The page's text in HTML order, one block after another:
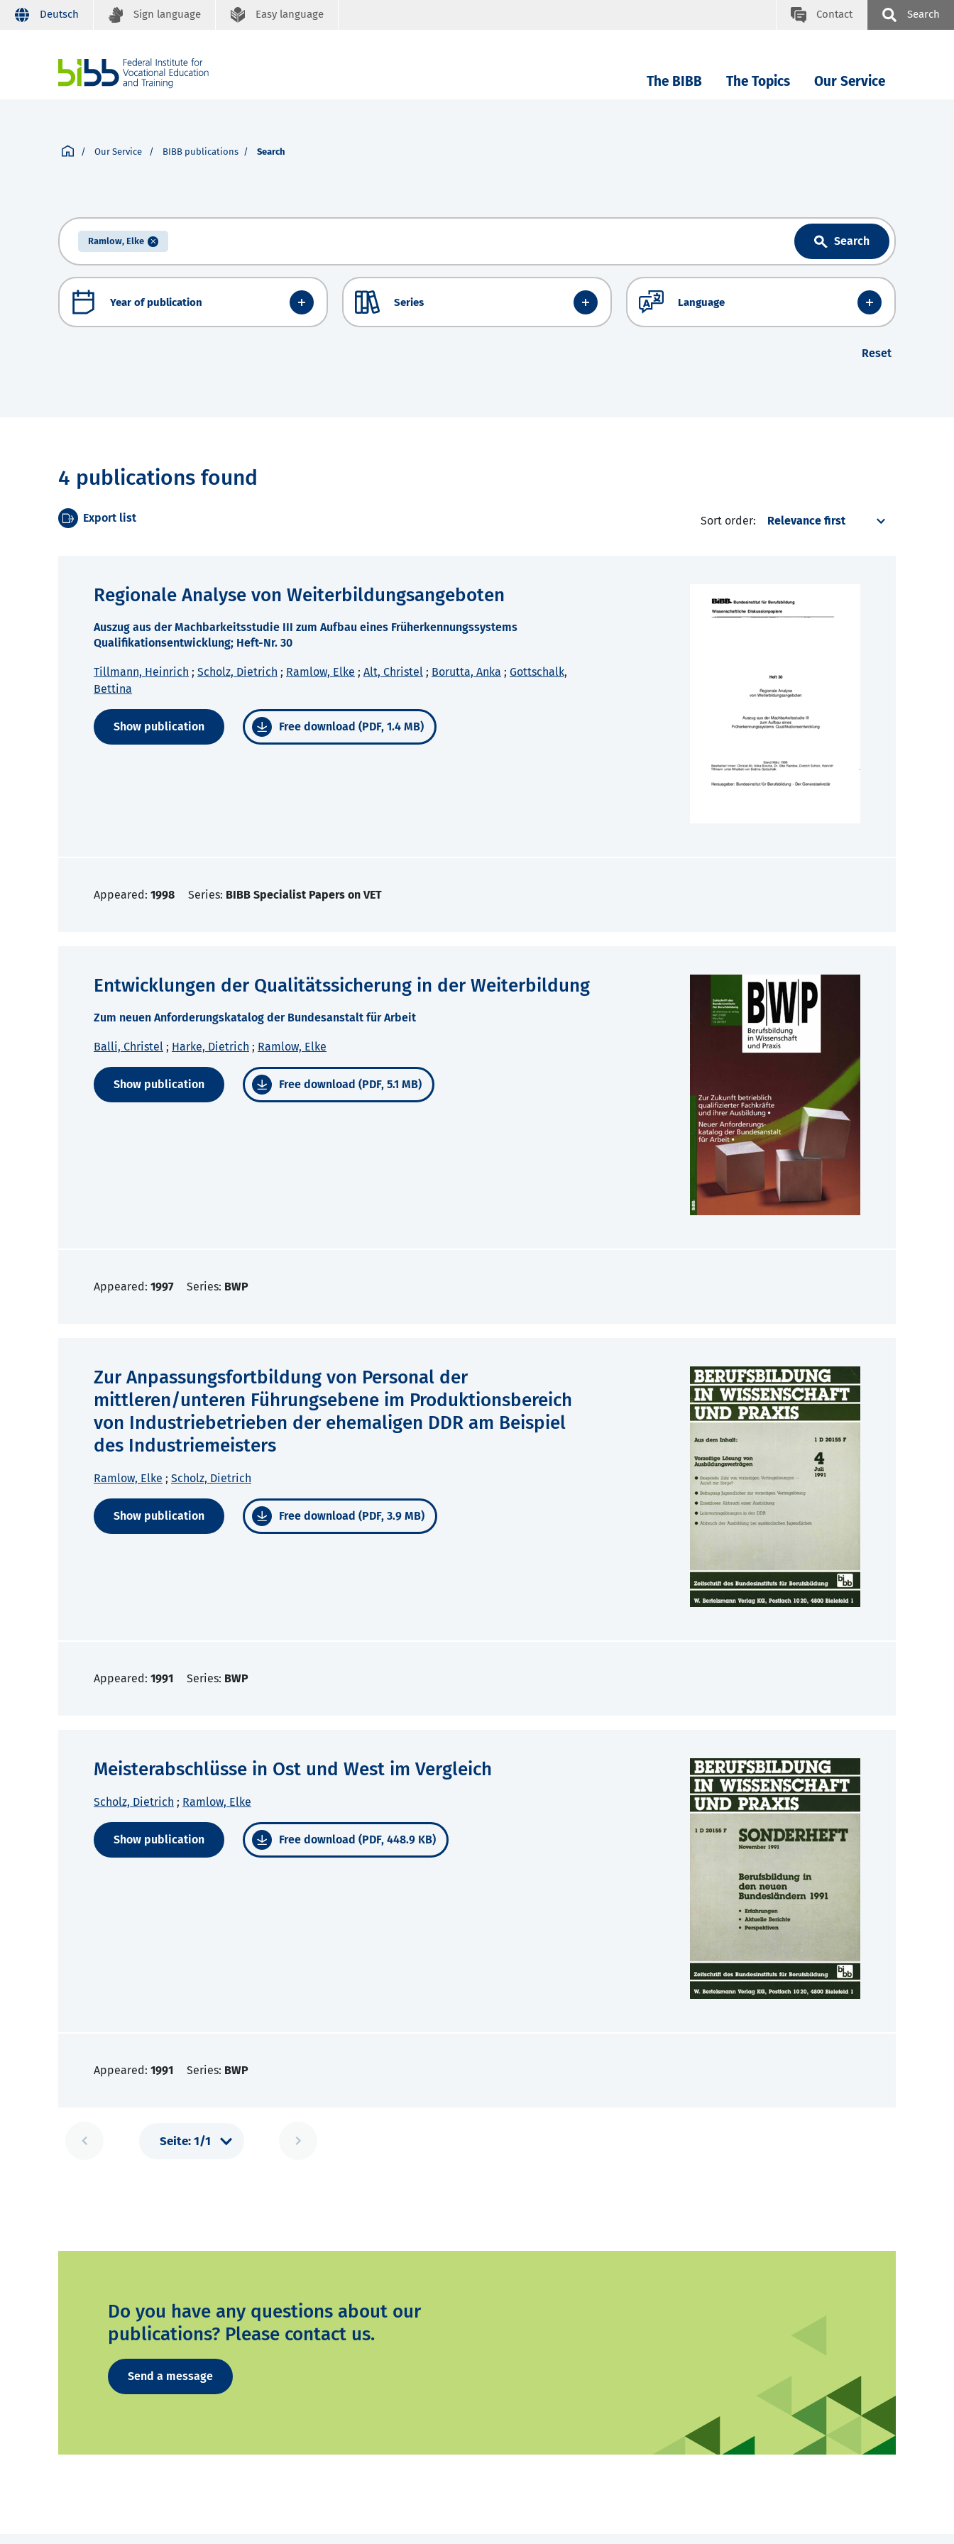
Deutsch Sign language Easy language Contact Search
The BIBB The Topics Our Service
Our Service BIBB publications Search
Ramlow, Elke Search
Year of publication Series Language
Reset
4 publications found
Export list Sort order:
Regionale Analyse von Weiterbildungsangeboten
Auszug aus der Machbarkeitsstudie III zum Aufbau eines Früherkennungssystems
Qualifikationsentwicklung; Heft-Nr. 30
Tillmann, Heinrich ; Scholz, Dietrich ; Ramlow, Elke ; Alt, Christel ; Borutta, Anka ; Gottschalk,
Bettina
Show publication Free download (PDF, 1.4 MB)
Appeared: 1998 Series: BIBB Specialist Papers on VET
Entwicklungen der Qualitätssicherung in der Weiterbildung
Zum neuen Anforderungskatalog der Bundesanstalt für Arbeit
Balli, Christel ; Harke, Dietrich ; Ramlow, Elke
Show publication Free download (PDF, 5.1 MB)
Appeared: 1997 Series: BWP
Zur Anpassungsfortbildung von Personal der
mittleren/unteren Führungsebene im Produktionsbereich
von Industriebetrieben der ehemaligen DDR am Beispiel
des Industriemeisters
Ramlow, Elke ; Scholz, Dietrich
Show publication Free download (PDF, 3.9 MB)
Appeared: 1991 Series: BWP
Meisterabschlüsse in Ost und West im Vergleich
Scholz, Dietrich ; Ramlow, Elke
Show publication Free download (PDF, 448.9 KB)
Appeared: 1991 Series: BWP
Do you have any questions about our
publications? Please contact us.
Send a message